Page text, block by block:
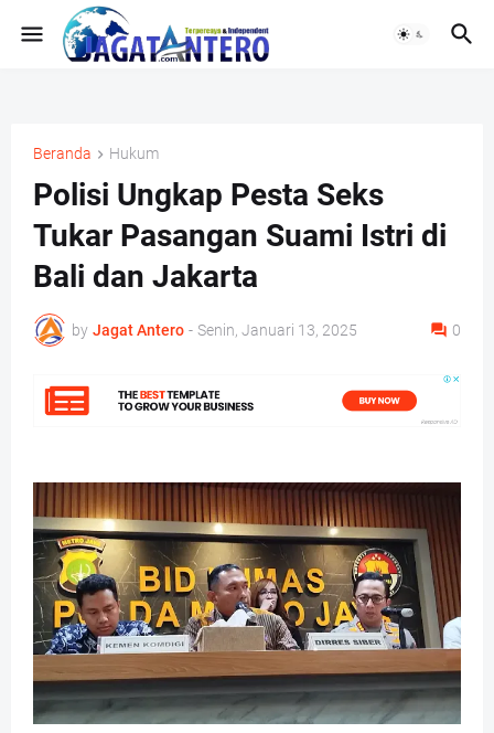
Beranda Hukum
Polisi Ungkap Pesta Seks
Tukar Pasangan Suami Istri di
Bali dan Jakarta
by Jagat Antero - Senin, Januari 13, 2025 0